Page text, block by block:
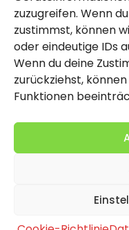
zuzugreifen. Wenn
zustimmst, können
oder eindeutige IDs
Wenn du deine
zurückziehst,
Funktionen
Cookie-